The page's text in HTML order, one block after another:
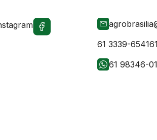
61 3339-6541
61 98346-